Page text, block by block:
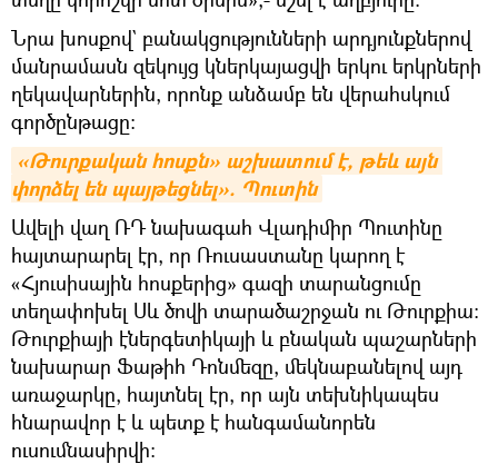
Նրա խոսքով` բանակցությունների արդյունքներով
մանրամասն զեկույց կներկայացվի երկու երկրների
ղեկավարներին, որոնք անձամբ են վերահսկում
գործընթացը։
«Թուրքական հոսքն» աշխատում է, թեև այն
փորձել են պայթեցնել». Պուտին
Ավելի վաղ ՌԴ նախագահ Վլադիմիր Պուտինը
հայտարարել էր, որ Ռուսաստանը կարող է
«Հյուսիսային հոսքերից» գազի տարանցումը
տեղափոխել Սև ծովի տարածաշրջան ու Թուրքիա:
Թուրքիայի էներգետիկայի և բնական պաշարների
նախարար Ֆաթիհ Դոնմեզը, մեկնաբանելով այդ
առաջարկը, հայտնել էր, որ այն տեխնիկապես
հնարավոր է և պետք է հանգամանորեն
ուսումնասիրվի։